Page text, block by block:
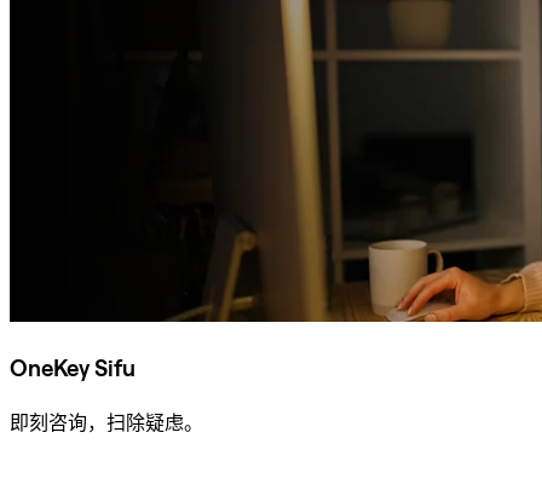
OneKey Sifu
即刻咨询，扫除疑虑。